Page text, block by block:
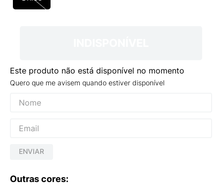
Este produto não está disponível no momento
Quero que me avisem quando estiver disponível
ENVIAR
Outras cores:
VANS TÊNIS VANS ULTRARANGE